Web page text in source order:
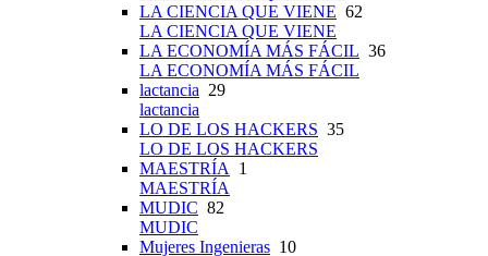
LA CIENCIA QUE VIENE 62
LA CIENCIA QUE VIENE
LA ECONOMÍA MÁS FÁCIL 36
LA ECONOMÍA MÁS FÁCIL
lactancia 29
lactancia
LO DE LOS HACKERS 35
LO DE LOS HACKERS
MAESTRÍA
1
MAESTRÍA
MUDIC 82
MUDIC
Mujeres Ingenieras 10